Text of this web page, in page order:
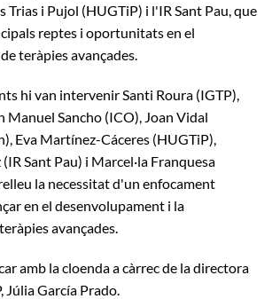
Trias i Pujol (HUGTiP) i l'IR Sant Pau, que
reptes i oportunitats en el
teràpies avançades.
hi van intervenir Santi Roura (IGTP),
Manuel Sancho (ICO), Joan Vidal
Eva Martínez-Cáceres (HUGTiP),
Sant Pau) i Marcel·la Franquesa
la necessitat d'un enfocament
en el desenvolupament i la
avançades.
amb la cloenda a càrrec de la directora
García Prado.